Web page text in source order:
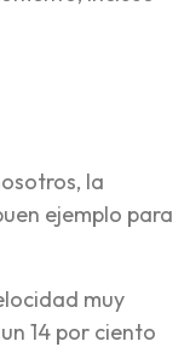
la
ejemplo para
muy
14 por ciento